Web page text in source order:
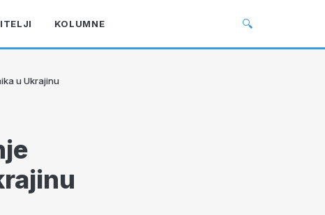
KOLUMNE 🔍
u Ukrajinu